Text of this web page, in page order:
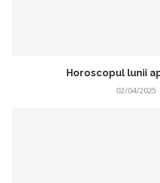
Horoscopul lunii
02/04/2025